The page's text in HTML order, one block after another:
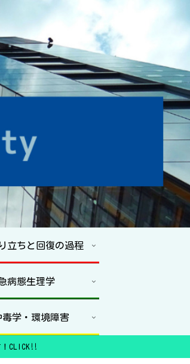
立ちと回復の過程
病態生理学
毒学・環境障害
！CLICK‼